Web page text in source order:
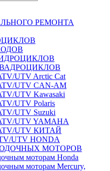
РЕМОНТА
UTV Arctic Cat
UTV CAN-AM
UTV Kawasaki
UTV Polaris
UTV Suzuki
UTV YAMAHA
ATV/UTV КИТАЙ
UTV HONDA
МОТОРОВ
моторам Honda
моторам Mercury,